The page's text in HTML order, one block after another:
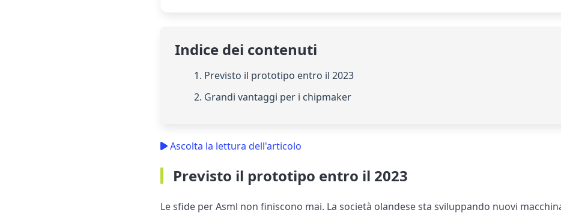
Indice dei contenuti
1. Previsto il prototipo entro il 2023
2. Grandi vantaggi per i chipmaker
Ascolta la lettura dell'articolo
Previsto il prototipo entro il 2023
Le sfide per Asml non finiscono mai. La società olandese sta sviluppando nuovi